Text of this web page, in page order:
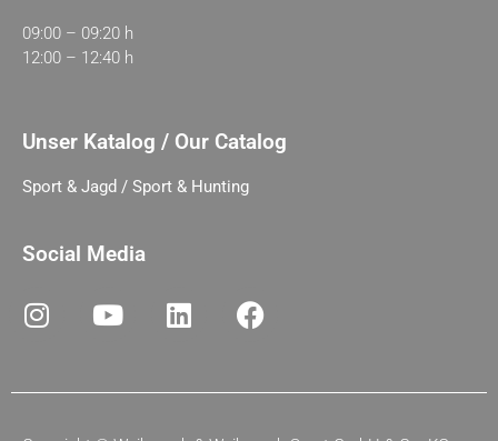
09:00 – 09:20 h
12:00 – 12:40 h
Unser Katalog / Our Catalog
Sport & Jagd / Sport & Hunting
Social Media